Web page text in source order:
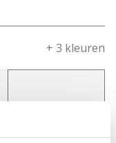
+ 3 kleuren